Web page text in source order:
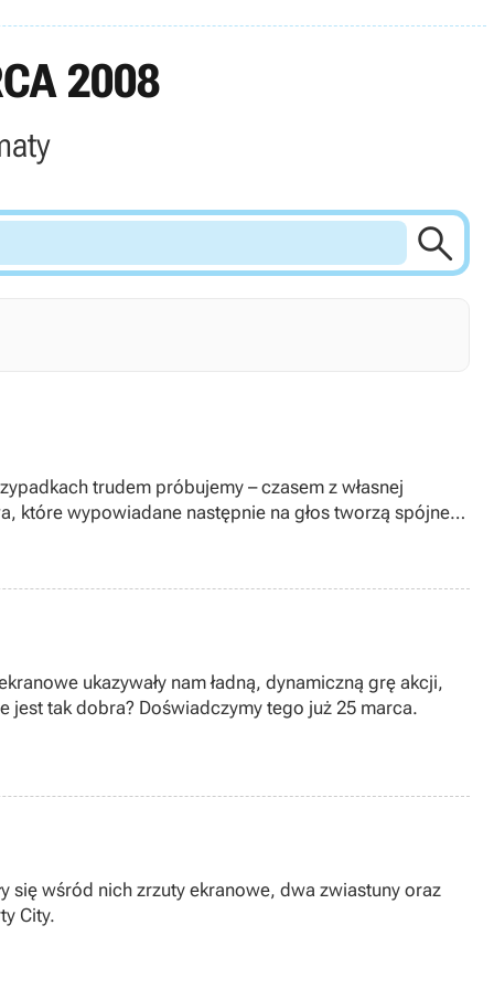
2008

trudem próbujemy – czasem z własnej
które wypowiadane następnie na głos tworzą spójne
ukazywały nam ładną, dynamiczną grę akcji,
jest tak dobra? Doświadczymy tego już 25 marca.
się wśród nich zrzuty ekranowe, dwa zwiastuny oraz
City.